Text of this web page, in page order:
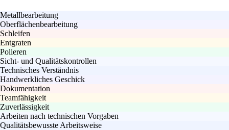
Metallbearbeitung
Oberflächenbearbeitung
Schleifen
Entgraten
Polieren
Sicht- und Qualitätskontrollen
Technisches Verständnis
Handwerkliches Geschick
Dokumentation
Teamfähigkeit
Zuverlässigkeit
Arbeiten nach technischen Vorgaben
Qualitätsbewusste Arbeitsweise